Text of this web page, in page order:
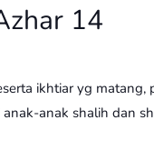
14
ikhtiar yg
anak shalih dan